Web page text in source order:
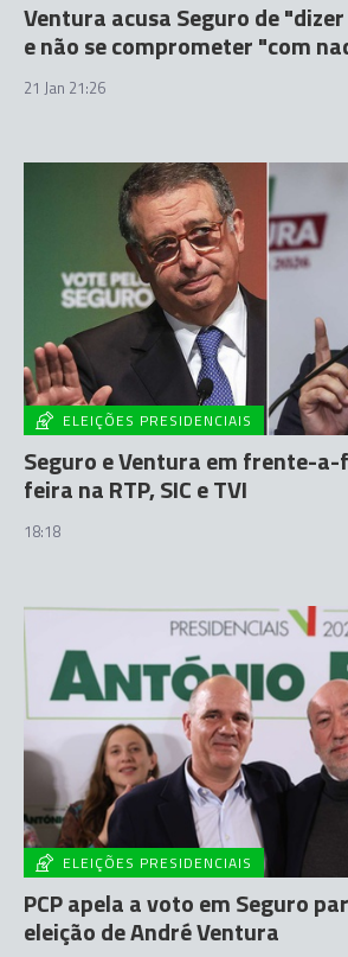
Ventura acusa Seguro de
e não se comprometer "com
21 Jan 21:26
ELEIÇÕES PRESIDENCIAIS
Seguro e Ventura em frente-
feira na RTP, SIC e TVI
18:18
ELEIÇÕES PRESIDENCIAIS
PCP apela a voto em Seguro
eleição de André Ventura